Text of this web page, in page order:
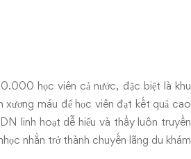
học viên cả nước, đặc biệt là khu
máu để học viên đạt kết quả cao
linh hoạt dễ hiểu và thầy luôn truyền
nhằn trở thành chuyến lãng du khám